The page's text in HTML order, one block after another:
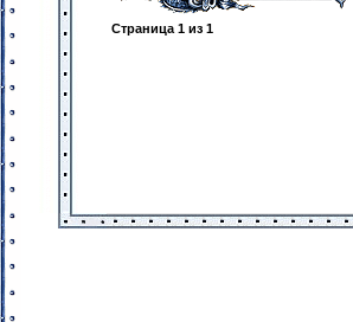
Страница 1 из 1